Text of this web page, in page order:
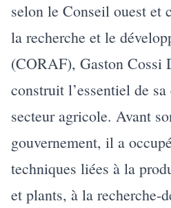
selon le Conseil ouest et
la recherche et le
(CORAF), Gaston Cossi
construit l’essentiel de
secteur agricole. Avant
gouvernement, il a
techniques liées à la
et plants, à la recherche-